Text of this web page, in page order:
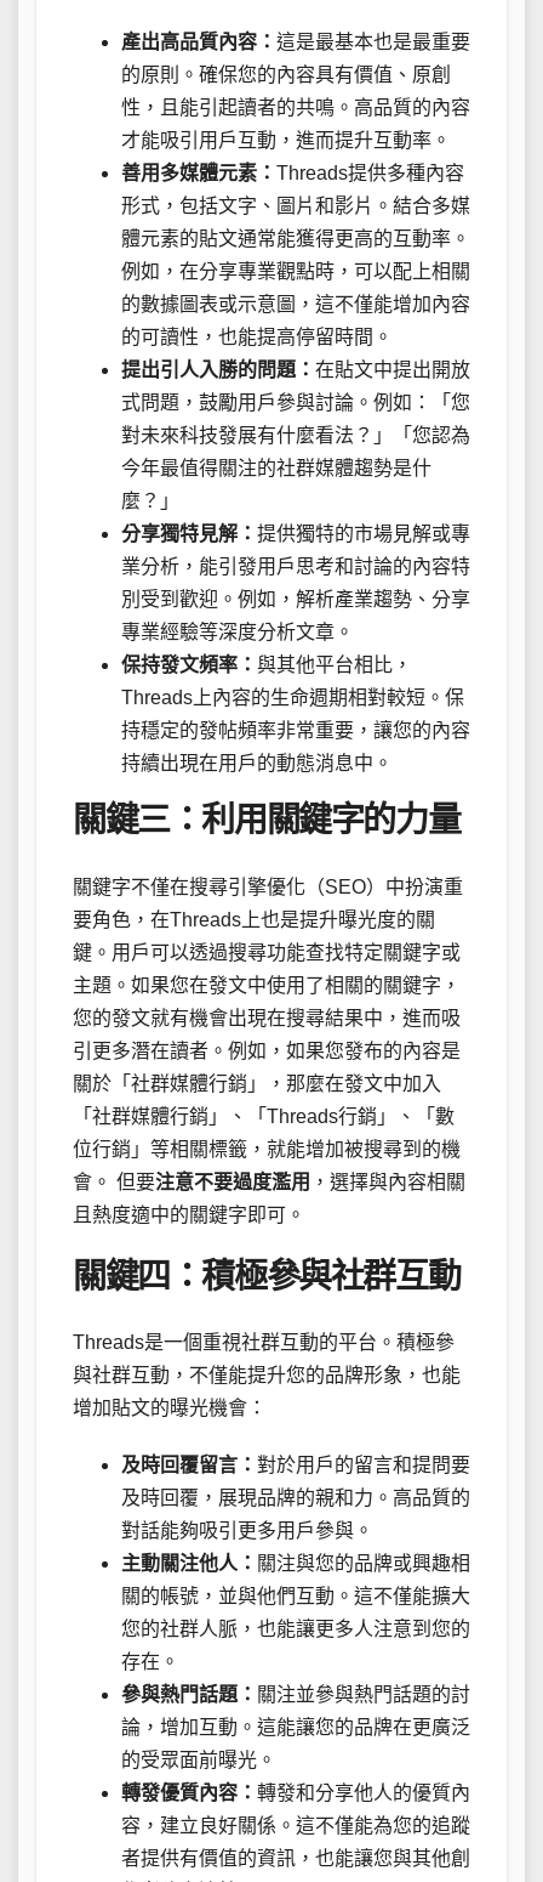
產出高品質內容： 這是最基本也是最重要
的原則。確保您的內容具有價值、原創
性，且能引起讀者的共鳴。高品質的內容
才能吸引用戶互動，進而提升互動率。
善用多媒體元素： Threads提供多種內容
形式，包括文字、圖片和影片。結合多媒
體元素的貼文通常能獲得更高的互動率。
例如，在分享專業觀點時，可以配上相關
的數據圖表或示意圖，這不僅能增加內容
的可讀性，也能提高停留時間。
提出引人入勝的問題： 在貼文中提出開放
式問題，鼓勵用戶參與討論。例如：「您
對未來科技發展有什麼看法？」「您認為
今年最值得關注的社群媒體趨勢是什
麼？」
分享獨特見解： 提供獨特的市場見解或專
業分析，能引發用戶思考和討論的內容特
別受到歡迎。例如，解析產業趨勢、分享
專業經驗等深度分析文章。
保持發文頻率： 與其他平台相比，
Threads上內容的生命週期相對較短。保
持穩定的發帖頻率非常重要，讓您的內容
持續出現在用戶的動態消息中。
關鍵三：利用關鍵字的力量
關鍵字不僅在搜尋引擎優化（SEO）中扮演重
要角色，在Threads上也是提升曝光度的關
鍵。用戶可以透過搜尋功能查找特定關鍵字或
主題。如果您在發文中使用了相關的關鍵字，
您的發文就有機會出現在搜尋結果中，進而吸
引更多潛在讀者。例如，如果您發布的內容是
關於「社群媒體行銷」，那麼在發文中加入
「社群媒體行銷」、「Threads行銷」、「數
位行銷」等相關標籤，就能增加被搜尋到的機
會。 但要注意不要過度濫用 ，選擇與內容相關
且熱度適中的關鍵字即可。
關鍵四：積極參與社群互動
Threads是一個重視社群互動的平台。積極參
與社群互動，不僅能提升您的品牌形象，也能
增加貼文的曝光機會：
及時回覆留言： 對於用戶的留言和提問要
及時回覆，展現品牌的親和力。高品質的
對話能夠吸引更多用戶參與。
主動關注他人： 關注與您的品牌或興趣相
關的帳號，並與他們互動。這不僅能擴大
您的社群人脈，也能讓更多人注意到您的
存在。
參與熱門話題： 關注並參與熱門話題的討
論，增加互動。這能讓您的品牌在更廣泛
的受眾面前曝光。
轉發優質內容： 轉發和分享他人的優質內
容，建立良好關係。這不僅能為您的追蹤
者提供有價值的資訊，也能讓您與其他創